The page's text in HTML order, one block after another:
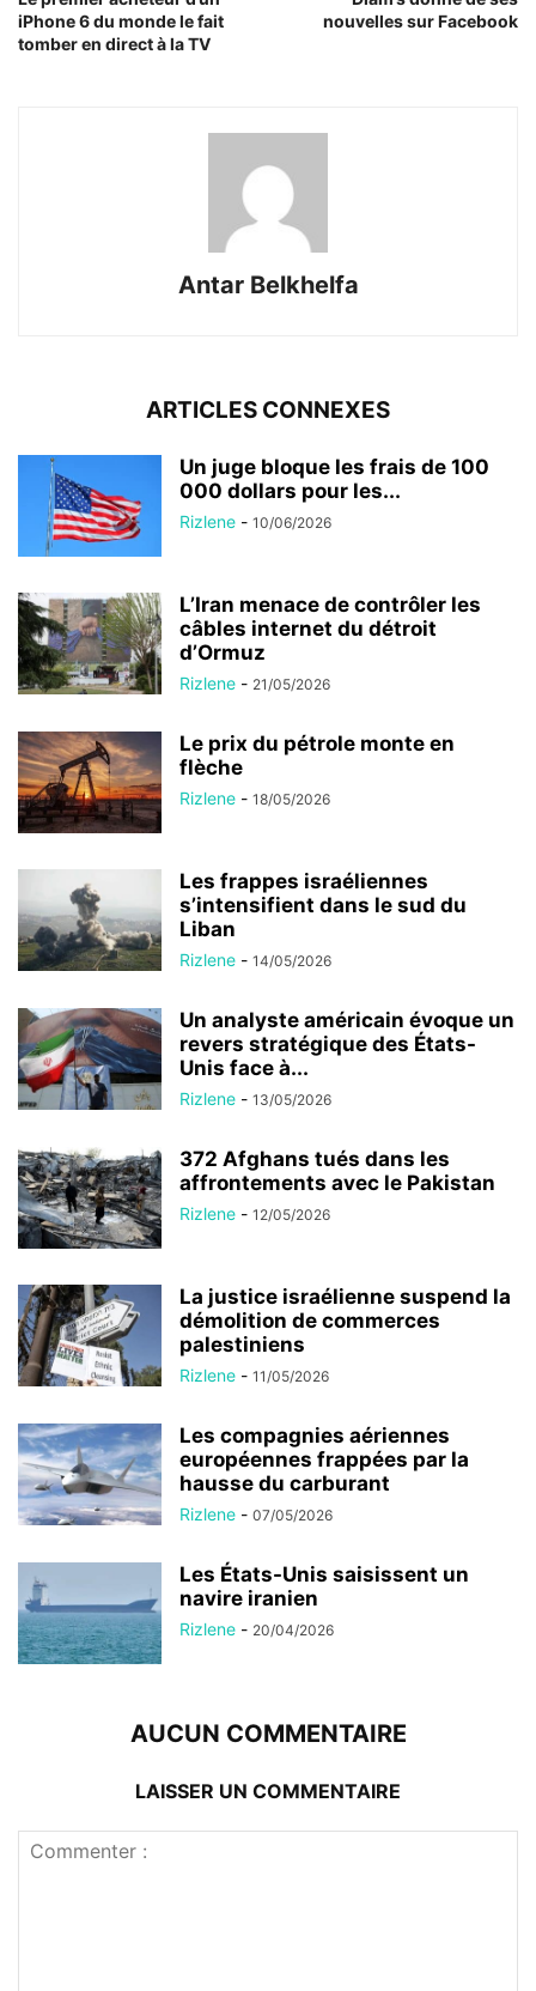
iPhone 6 du monde le fait
tomber en direct à la TV
nouvelles sur Facebook
Antar Belkhelfa
ARTICLES CONNEXES
Un juge bloque les frais de 100
000 dollars pour les...
Rizlene - 10/06/2026
L’Iran menace de contrôler les
câbles internet du détroit
d’Ormuz
Rizlene - 21/05/2026
Le prix du pétrole monte en
flèche
Rizlene - 18/05/2026
Les frappes israéliennes
s’intensifient dans le sud du
Liban
Rizlene - 14/05/2026
Un analyste américain évoque un
revers stratégique des États-
Unis face à...
Rizlene - 13/05/2026
372 Afghans tués dans les
affrontements avec le Pakistan
Rizlene - 12/05/2026
La justice israélienne suspend la
démolition de commerces
palestiniens
Rizlene - 11/05/2026
Les compagnies aériennes
européennes frappées par la
hausse du carburant
Rizlene - 07/05/2026
Les États-Unis saisissent un
navire iranien
Rizlene - 20/04/2026
AUCUN COMMENTAIRE
LAISSER UN COMMENTAIRE